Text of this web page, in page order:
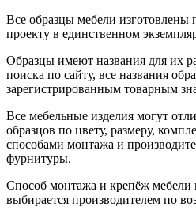
Все образцы мебели изготовлены
проекту в единственном
Образцы имеют названия для их
поиска по сайту, все названия
зарегистрированным товарным
Все мебельные изделия могут
образцов по цвету, размеру,
способами монтажа и
фурнитуры.
Способ монтажа и крепёж мебели
выбирается производителем по